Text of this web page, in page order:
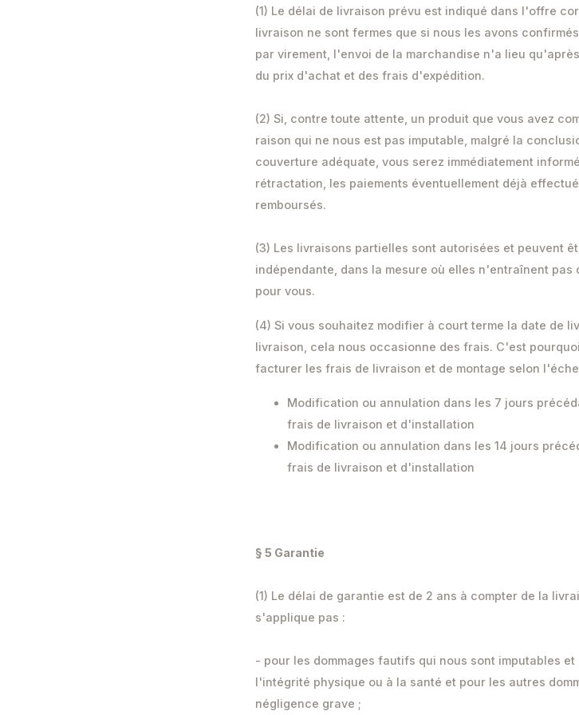
(1) Le délai de livraison prévu est indiqué dans l'offre
livraison ne sont fermes que si nous les avons
par virement, l'envoi de la marchandise n'a lieu
du prix d'achat et des frais d'expédition.
(2) Si, contre toute attente, un produit que vous avez
raison qui ne nous est pas imputable, malgré la
couverture adéquate, vous serez immédiatement
rétractation, les paiements éventuellement déjà
remboursés.
(3) Les livraisons partielles sont autorisées et peuvent
indépendante, dans la mesure où elles n'entraînent
pour vous.
(4) Si vous souhaitez modifier à court terme la date de
livraison, cela nous occasionne des frais. C'est
facturer les frais de livraison et de montage selon
Modification ou annulation dans les 7 jours
frais de livraison et d'installation
Modification ou annulation dans les 14 jours
frais de livraison et d'installation
§ 5 Garantie
(1) Le délai de garantie est de 2 ans à compter de la
s'applique pas :
- pour les dommages fautifs qui nous sont imputables
l'intégrité physique ou à la santé et pour les autres
négligence grave ;